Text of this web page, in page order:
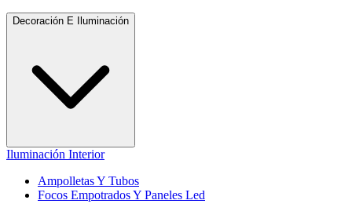
Decoración E Iluminación
Iluminación Interior
Ampolletas Y Tubos
Focos Empotrados Y Paneles Led